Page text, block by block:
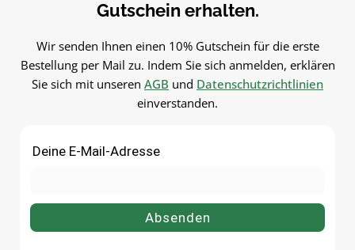
Gutschein erhalten.
Wir senden Ihnen einen 10% Gutschein für die erste
Bestellung per Mail zu. Indem Sie sich anmelden, erklären
Sie sich mit unseren AGB und Datenschutzrichtlinien
einverstanden.